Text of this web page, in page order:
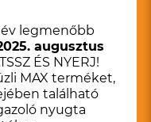
legmenőbb
augusztus
ÉS NYERJ!
MAX terméket,
található
nyugta